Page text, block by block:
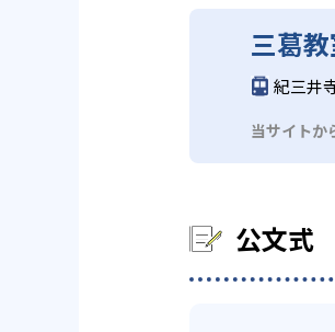
時期から高
03
KUMONで
も通室しや
中学生・高
宿題の量や
どんなデ
KUMONで
だろう。
KUMONは、
三葛
紀三井
当サイトか
公文式